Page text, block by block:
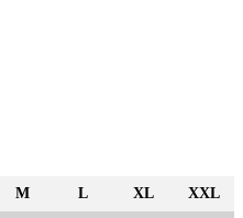
M L XL XXL